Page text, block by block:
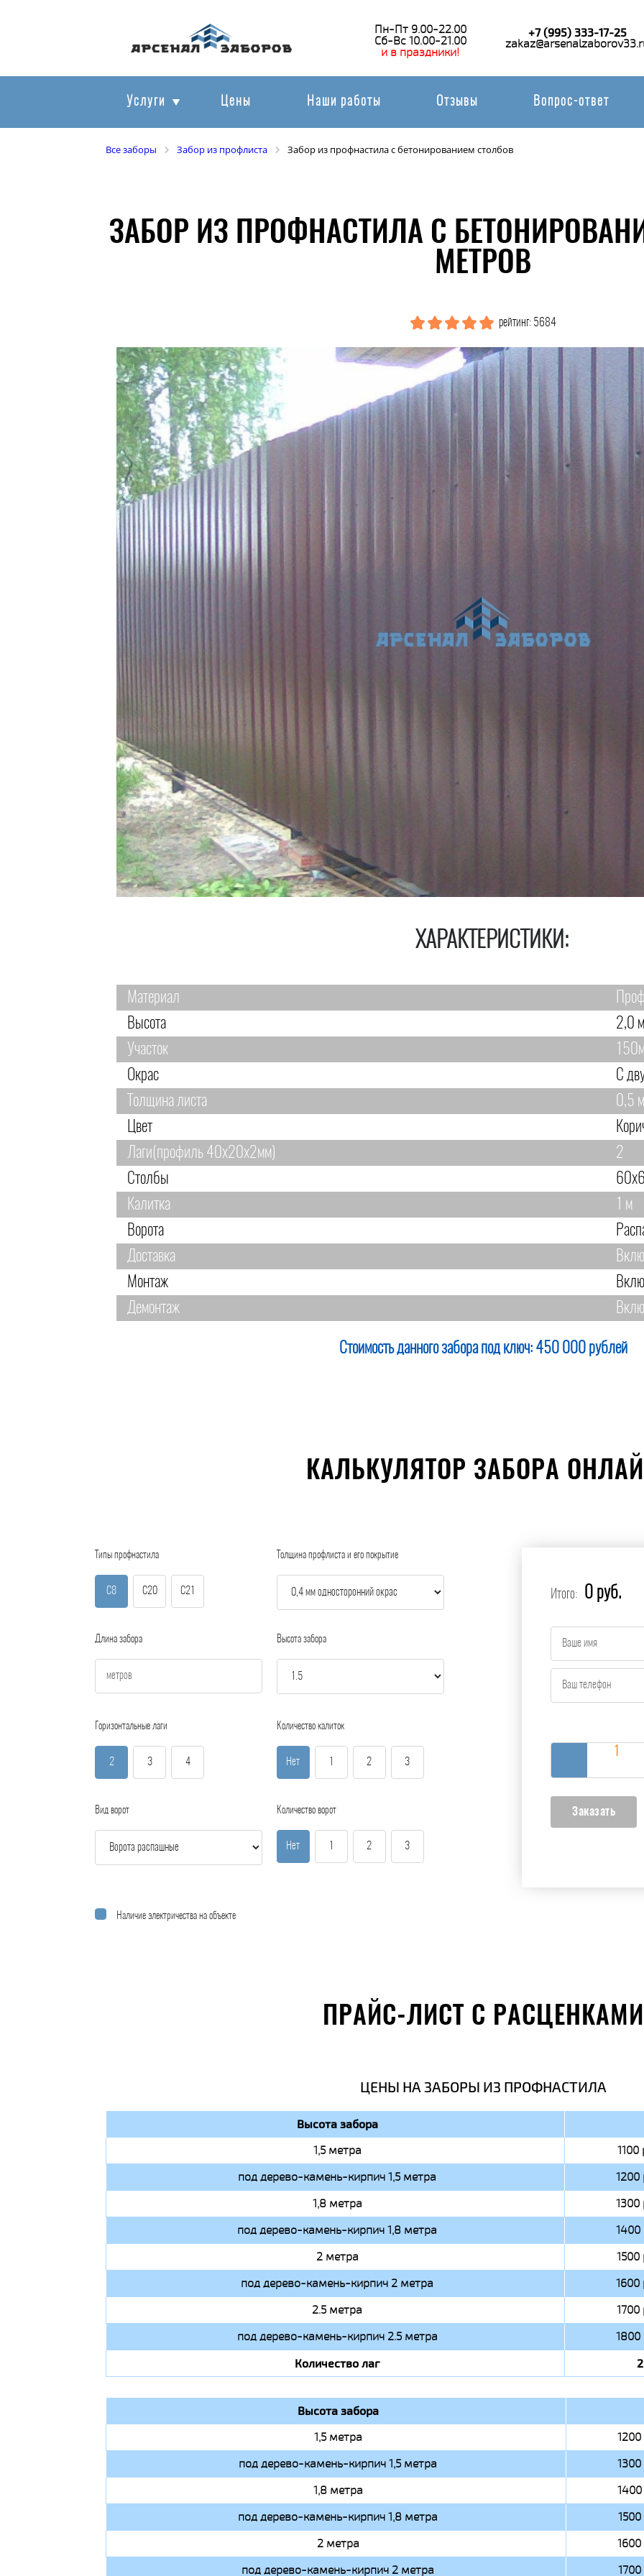
Пн-Пт 9.00-22.00
Сб-Вс 10.00-21.00
и в праздники!
+7 (995) 333-17-25
Услуги Цены Наши работы Отзывы Вопрос-ответ
Все заборы Забор из профлиста Забор из профнастила с бетонированием столбов
ЗАБОР ИЗ ПРОФНАСТИЛА С
МЕТРОВ
рейтинг: 5684
ХАРАКТЕРИСТИКИ:
Материал
Высота
2,0
Участок
150м
Окрас
С
Толщина листа
0,5
Цвет
Лаги(профиль 40х20х2мм)
2
Столбы
Калитка
1 м
Ворота
Доставка
Монтаж
Демонтаж
Стоимость данного забора под ключ: 450 000 рублей
КАЛЬКУЛЯТОР ЗАБОРА
Типы профнастила
С8 С20 С21
Толщина профлиста и его покрытие
Длина забора Высота забора
Горизонтальные лаги
2 3 4
Количество калиток
Нет 2 3
Вид ворот Количество ворот
Нет 2 3
Наличие электричества на объекте
Итого: 0 руб.
ПРАЙС-ЛИСТ С РАСЦЕНКАМИ
ЦЕНЫ НА ЗАБОРЫ ИЗ ПРОФНАСТИЛА
Высота забора
1,5 метра 1100
под дерево-камень-кирпич 1,5 метра
1200
1,8 метра
1300
под дерево-камень-кирпич 1,8 метра
1400
2 метра
1500
под дерево-камень-кирпич 2 метра
1600
2.5 метра
1700
под дерево-камень-кирпич 2.5 метра
1800
Количество лаг 2
Высота забора
1,5 метра
под дерево-камень-кирпич 1,5 метра
1,8 метра
под дерево-камень-кирпич 1,8 метра
2 метра
под дерево-камень-кирпич 2 метра